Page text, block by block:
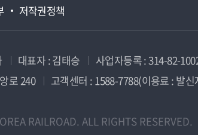
저작권정책
대표자 : 김태승 사업자등록 : 314-82-
로 240
고객센터 : 1588-7788(이용료 : 발신
RAILROAD. ALL RIGHTS RESERVED.